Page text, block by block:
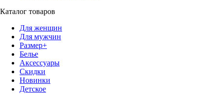
Каталог товаров
Для женщин
Для мужчин
Размер+
Белье
Аксессуары
Скидки
Новинки
Детское